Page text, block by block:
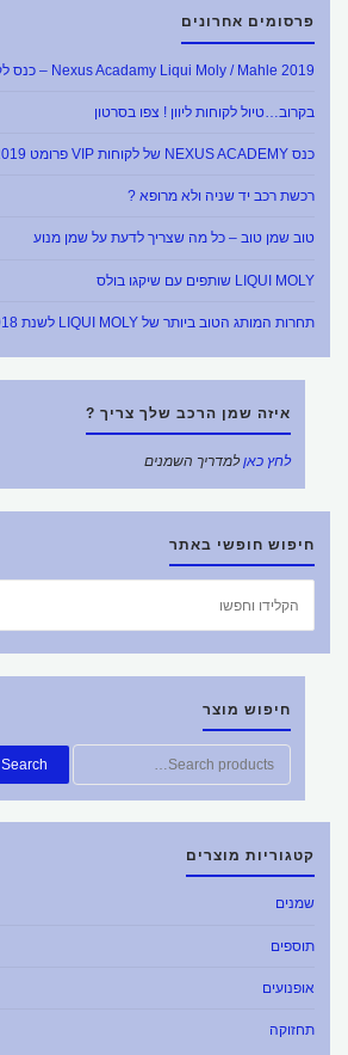
פרסומים אחרונים
Nexus Acadamy Liqui Moly / Mahle 2019 – כנס לקוחות פרומט
בקרוב…טיול לקוחות ליוון ! צפו בסרטון
כנס NEXUS ACADEMY של לקוחות VIP פרומט 2019
רכשת רכב יד שניה ולא מרופא ?
טוב שמן טוב – כל מה שצריך לדעת על שמן מנוע
LIQUI MOLY שותפים עם שיקגו בולס
תחרות המותג הטוב ביותר של LIQUI MOLY לשנת 2018
איזה שמן הרכב שלך צריך ?
לחץ כאןלמדריך השמנים
חיפוש חופשי באתר
חיפוש מוצר
חפש
את:
Search
קטגוריות מוצרים
שמנים
תוספים
אופנועים
תחזוקה